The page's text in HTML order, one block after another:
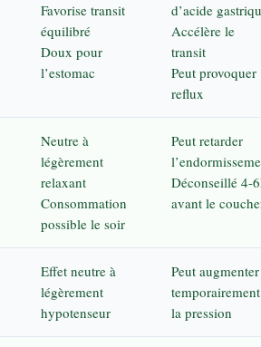
Favorise transit
équilibré
Doux pour
l’estomac
d’acide
Accélère le
transit
Peut provoquer
reflux
Neutre à
légèrement
relaxant
Consommation
possible le soir
Peut retarder
Déconseillé 4-
avant le
Effet neutre à
légèrement
hypotenseur
Peut augmenter
temporairement
la pression